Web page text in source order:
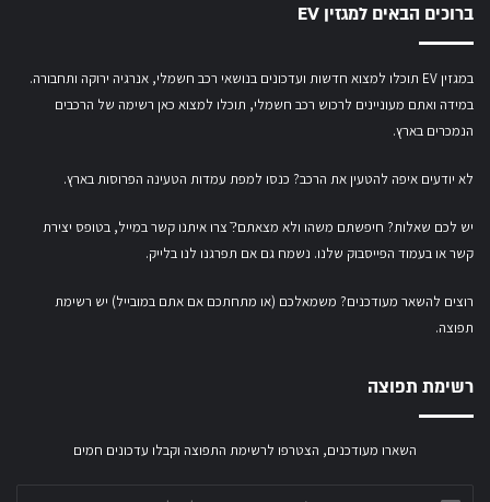
ברוכים הבאים למגזין EV
במגזין EV תוכלו למצוא חדשות ועדכונים בנושאי רכב חשמלי, אנרגיה ירוקה ותחבורה.
במידה ואתם מעוניינים לרכוש רכב חשמלי, תוכלו למצוא כאן רשימה של הרכבים
הנמכרים בארץ.
לא יודעים איפה להטעין את הרכב? כנסו למפת עמדות הטעינה הפרוסות בארץ.
יש לכם שאלות? חיפשתם משהו ולא מצאתם?ֿ צרו איתנו קשר במייל, בטופס יצירת
קשראובעמוד הפייסבוק שלנו. נשמח גם אם תפרגנו לנו בלייק.
רוצים להשאר מעודכנים? משמאלכם (או מתחתכם אם אתם במובייל) יש רשימת
תפוצה.
רשימת תפוצה
השארו מעודכנים, הצטרפו לרשימת התפוצה וקבלו עדכונים חמים